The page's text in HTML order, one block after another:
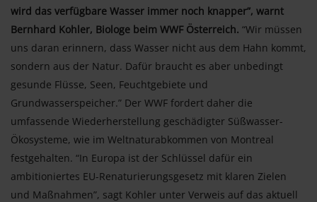
wird das verfügbare Wasser immer noch knapper”, warnt
Bernhard Kohler, Biologe beim WWF Österreich. “Wir müssen
uns daran erinnern, dass Wasser nicht aus dem Hahn kommt,
sondern aus der Natur. Dafür braucht es aber unbedingt
gesunde Flüsse, Seen, Feuchtgebiete und
Grundwasserspeicher.” Der WWF fordert daher die
umfassende Wiederherstellung geschädigter Süßwasser-
Ökosysteme, wie im Weltnaturabkommen von Montreal
festgehalten. “In Europa ist der Schlüssel dafür ein
ambitioniertes EU-Renaturierungsgesetz mit klaren Zielen
und Maßnahmen”, sagt Kohler unter Verweis auf das aktuell